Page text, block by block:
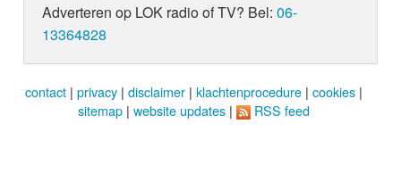
Adverteren op LOK radio of TV? Bel:06-
13364828
contact | privacy | disclaimer | klachtenprocedure | cookies |
sitemap | website updates | RSS feed